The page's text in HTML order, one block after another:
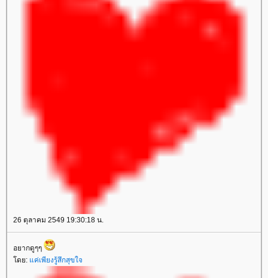
26 ตุลาคม 2549 19:30:18 น.
อยากดูๆๆ
ดย: ค่เพียงรู้สึกสุขใจ